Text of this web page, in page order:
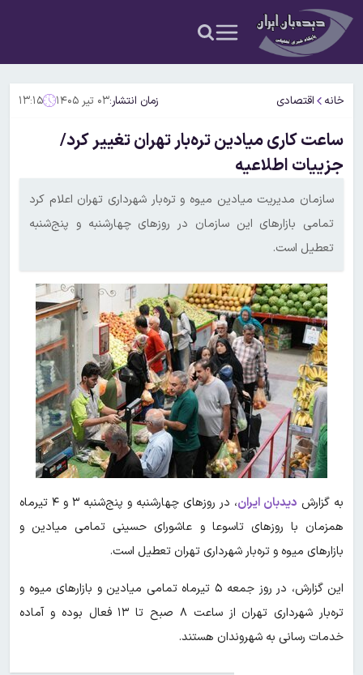
خانه اقتصادی زمان انتشار:۰۳ تیر ۱۴۰۵ ۱۳:۱۵
ساعت کاری میادین تره‌بار تهران تغییر کرد/
جزییات اطلاعیه
سازمان مدیریت میادین میوه و تره‌بار شهرداری تهران اعلام کرد
تمامی بازارهای این سازمان در روزهای چهارشنبه و پنج‌شنبه
تعطیل است.
به گزارش دیدبان ایران
، در روزهای چهارشنبه و پنج‌شنبه ۳ و ۴ تیرماه
همزمان با روزهای تاسوعا و عاشورای حسینی تمامی میادین و
بازارهای میوه و تره‌بار شهرداری تهران تعطیل است.
این گزارش، در روز جمعه ۵ تیرماه تمامی میادین و بازارهای میوه و
تره‌بار شهرداری تهران از ساعت ۸ صبح تا ۱۳ فعال بوده و آماده
خدمات رسانی به شهروندان هستند.